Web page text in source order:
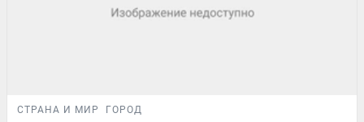
СТРАНА И МИР ГОРОД